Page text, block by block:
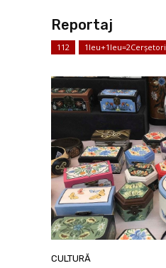
Reportaj
112 1leu+1leu=2Cerșetori
CULTURĂ